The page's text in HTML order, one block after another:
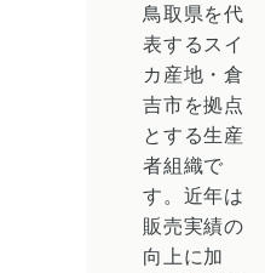
鳥取県を代
表するスイ
カ産地・倉
吉市を拠点
とする生産
者組織で
す。近年は
販売実績の
向上に加